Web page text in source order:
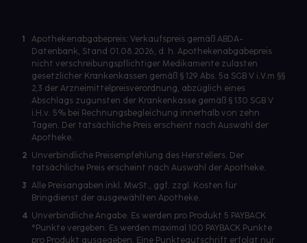
1
Apothekenabgabepreis: Verkaufspreis gemäß ABDA-
Datenbank, Stand 01.08.2026, d. h. Apothekenabgabepreis
nicht verschreibungspflichtiger Medikamente zulasten
gesetzlicher Krankenkassen gemäß § 129 Abs. 5a SGB V i.V.m §§
2,3 der Arzneimittelpreisverordnung, abzüglich eines
Abschlags zugunsten der Krankenkasse gemäß § 130 SGB V
i.H.v. 5% bei Rechnungsbegleichung innerhalb von zehn
Tagen. Der tatsächliche Preis erscheint nach Auswahl der
Apotheke.
2 Unverbindliche Preisempfehlung des Herstellers. Der
tatsächliche Preis erscheint nach Auswahl der Apotheke.
3 Alle Preisangaben inkl. MwSt., ggf. zzgl. Kosten für
Bringdienst der ausgewählten Apotheke.
4 Unverbindliche Angabe. Es werden pro Produkt 5 PAYBACK
°Punkte vergeben. Es werden maximal 100 PAYBACK Punkte
pro Produkt ausgegeben. Eine Punktegutschrift erfolgt nur